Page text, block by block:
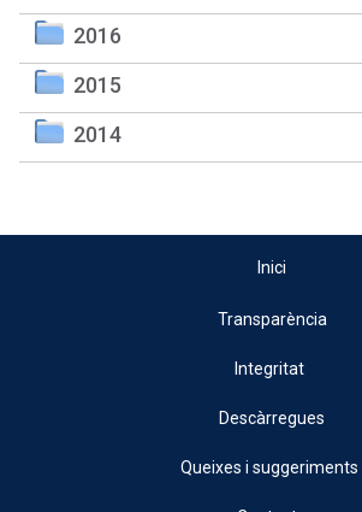
2016
2015
2014
Inici
Transparència
Integritat
Descàrregues
Queixes i suggeriments